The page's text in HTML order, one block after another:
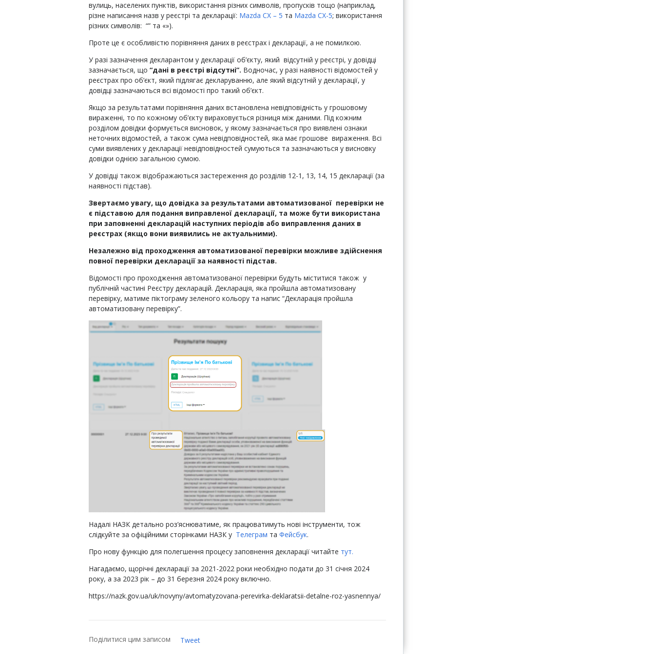
вулиць, населених пунктів, використання різних символів, пропусків тощо (наприклад,
різне написання назв у реєстрі та декларації: Mazda CX – 5 та Mazda CX-5; використання
різних символів: “” та «»).
Проте це є особливістю порівняння даних в реєстрах і декларації, а не помилкою.
У разі зазначення декларантом у декларації об’єкту, який відсутній у реєстрі, у довідці
зазначається, що “дані в реєстрі відсутні”. Водночас, у разі наявності відомостей у
реєстрах про об’єкт, який підлягає декларуванню, але який відсутній у декларації, у
довідці зазначаються всі відомості про такий об’єкт.
Якщо за результатами порівняння даних встановлена невідповідність у грошовому
вираженні, то по кожному об’єкту вираховується різниця між даними. Під кожним
розділом довідки формується висновок, у якому зазначається про виявлені ознаки
неточних відомостей, а також сума невідповідностей, яка має грошове вираження. Всі
суми виявлених у декларації невідповідностей сумуються та зазначаються у висновку
довідки однією загальною сумою.
У довідці також відображаються застереження до розділів 12-1, 13, 14, 15 декларації (за
наявності підстав).
Звертаємо увагу, що довідка за результатами автоматизованої перевірки не
є підставою для подання виправленої декларації, та може бути використана
при заповненні декларацій наступних періодів або виправлення даних в
реєстрах (якщо вони виявились не актуальними).
Незалежно від проходження автоматизованої перевірки можливе здійснення
повної перевірки декларації за наявності підстав.
Відомості про проходження автоматизованої перевірки будуть міститися також у
публічній частині Реєстру декларацій. Декларація, яка пройшла автоматизовану
перевірку, матиме піктограму зеленого кольору та напис “Декларація пройшла
автоматизовану перевірку”.
Надалі НАЗК детально роз’яснюватиме, як працюватимуть нові інструменти, тож
слідкуйте за офіційними сторінками НАЗК у Телеграм та Фейсбук.
Про нову функцію для полегшення процесу заповнення декларації читайте тут.
Нагадаємо, щорічні декларації за 2021-2022 роки необхідно подати до 31 січня 2024
року, а за 2023 рік – до 31 березня 2024 року включно.
https://nazk.gov.ua/uk/novyny/avtomatyzovana-perevirka-deklaratsii-detalne-roz-yasnennya/
Поділитися цим записом Tweet